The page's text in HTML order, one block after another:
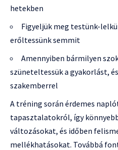
hetekben
Figyeljük meg testünk-
erőltessünk semmit
Amennyiben bármilyen
szüneteltessük a gyakorlást,
szakemberrel
A tréning során érdemes
tapasztalatokról, így
változásokat, és időben
mellékhatásokat. Továbbá